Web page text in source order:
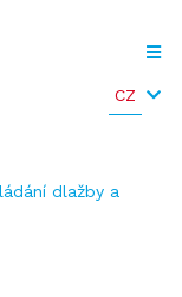
CZ
dlažby a